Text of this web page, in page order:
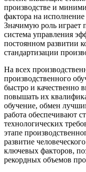
производстве и
фактора на
Значимую роль играет
система управления
постоянном развитии
стандартизации
На всех
производственного
быстро и качественно
повышать их
обучение, обмен
работа обеспечивают
технологических
этапе
развитие
ключевых факторов,
рекордных объемов